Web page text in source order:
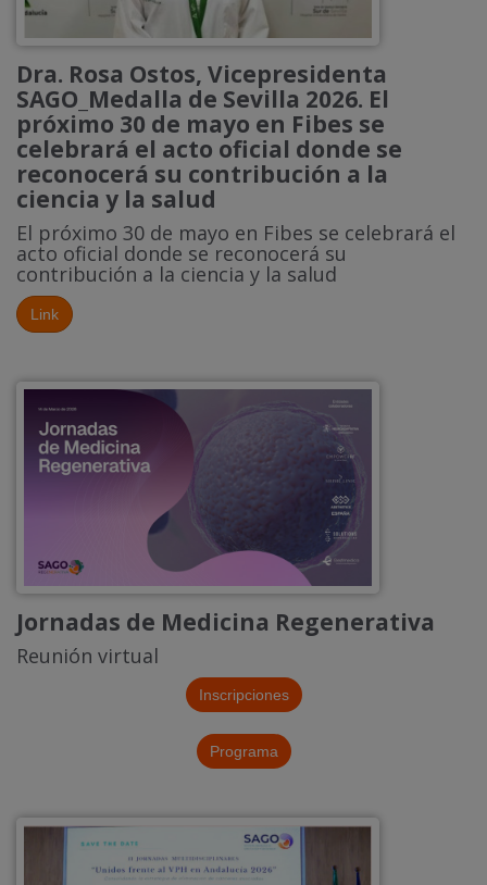
Dra. Rosa Ostos, Vicepresidenta
SAGO_Medalla de Sevilla 2026. El
próximo 30 de mayo en Fibes se
celebrará el acto oficial donde se
reconocerá su contribución a la
ciencia y la salud
El próximo 30 de mayo en Fibes se celebrará el
acto oficial donde se reconocerá su
contribución a la ciencia y la salud
Link
Jornadas de Medicina Regenerativa
Reunión virtual
Inscripciones
Programa